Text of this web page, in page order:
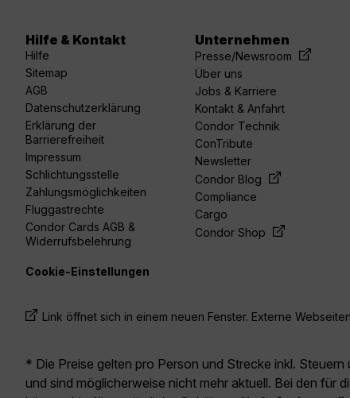
Hilfe & Kontakt
Hilfe
Sitemap
AGB
Datenschutzerklärung
Erklärung der
Barrierefreiheit
Impressum
Schlichtungsstelle
Zahlungsmöglichkeiten
Fluggastrechte
Condor Cards AGB &
Widerrufsbelehrung
Unternehmen
Presse/Newsroom
Über uns
Jobs & Karriere
Kontakt & Anfahrt
Condor Technik
ConTribute
Newsletter
Condor Blog
Compliance
Cargo
Condor Shop
linkedin youtubespotify
Cookie-Einstellungen
Link öffnet sich in einem neuen Fenster. Externe
* Die Preise gelten pro Person und Strecke inkl.
und sind möglicherweise nicht mehr aktuell. Bei den für